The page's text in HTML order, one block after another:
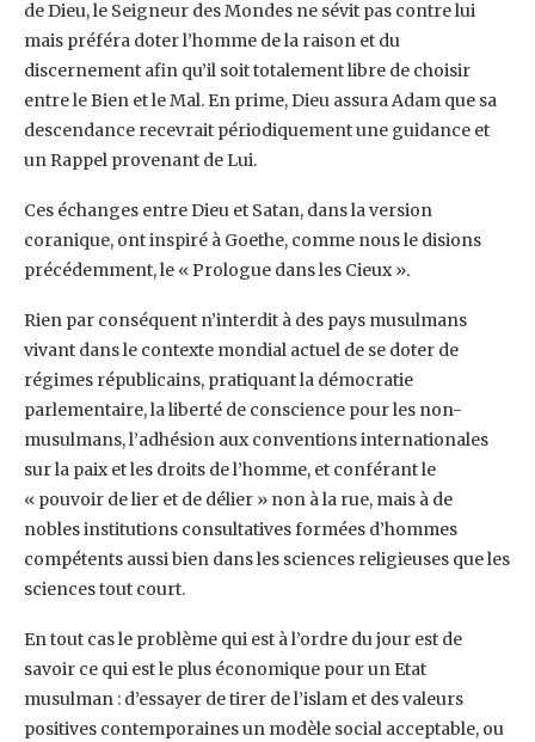
de Dieu, le Seigneur des Mondes ne sévit pas contre lui
mais préféra doter l’homme de la raison et du
discernement afin qu’il soit totalement libre de choisir
entre le Bien et le Mal. En prime, Dieu assura Adam que sa
descendance recevrait périodiquement une guidance et
un Rappel provenant de Lui.
Ces échanges entre Dieu et Satan, dans la version
coranique, ont inspiré à Goethe, comme nous le disions
précédemment, le « Prologue dans les Cieux ».
Rien par conséquent n’interdit à des pays musulmans
vivant dans le contexte mondial actuel de se doter de
régimes républicains, pratiquant la démocratie
parlementaire, la liberté de conscience pour les non-
musulmans, l’adhésion aux conventions internationales
sur la paix et les droits de l’homme, et conférant le
« pouvoir de lier et de délier » non à la rue, mais à de
nobles institutions consultatives formées d’hommes
compétents aussi bien dans les sciences religieuses que les
sciences tout court.
En tout cas le problème qui est à l’ordre du jour est de
savoir ce qui est le plus économique pour un Etat
musulman : d’essayer de tirer de l’islam et des valeurs
positives contemporaines un modèle social acceptable, ou